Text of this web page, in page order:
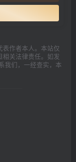
作者本人。本站仅
相关法律责任。如发
我们，一经查实，本